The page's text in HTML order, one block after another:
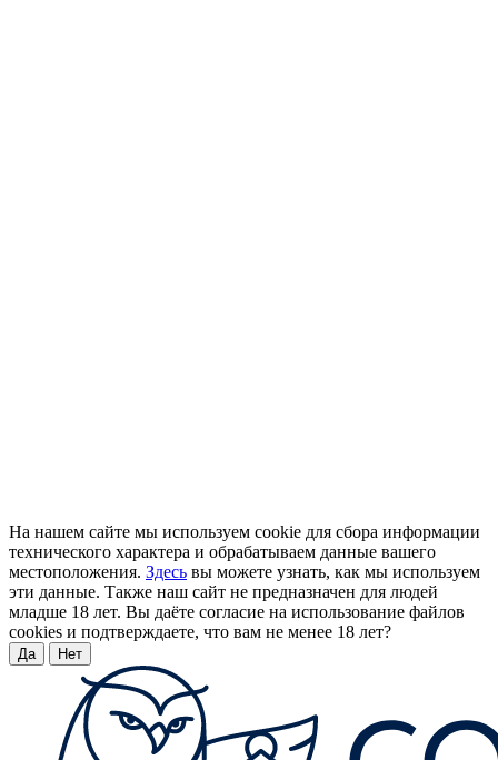
На нашем сайте мы используем cookie для сбора информации
технического характера и обрабатываем данные вашего
местоположения. Здесь вы можете узнать, как мы используем
эти данные. Также наш сайт не предназначен для людей
младше 18 лет. Вы даёте согласие на использование файлов
cookies и подтверждаете, что вам не менее 18 лет?
Да Нет